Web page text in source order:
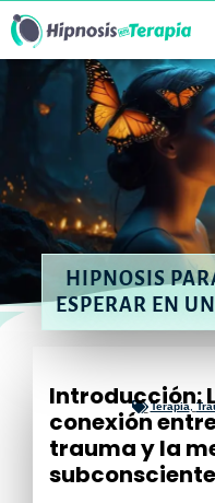
HIPNOSIS
ESPERAR EN
Terapia,
Introducción:
conexión
trauma y la
subconsciente